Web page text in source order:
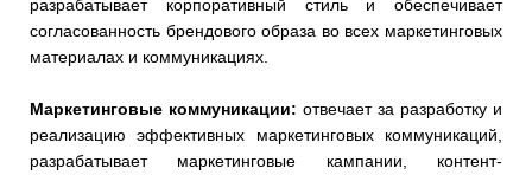
разрабатывает корпоративный стиль и обеспечивает
согласованность брендового образа во всех маркетинговых
материалах и коммуникациях.
Маркетинговые коммуникации: отвечает за разработку и
реализацию эффективных маркетинговых коммуникаций,
разрабатывает маркетинговые кампании, контент-